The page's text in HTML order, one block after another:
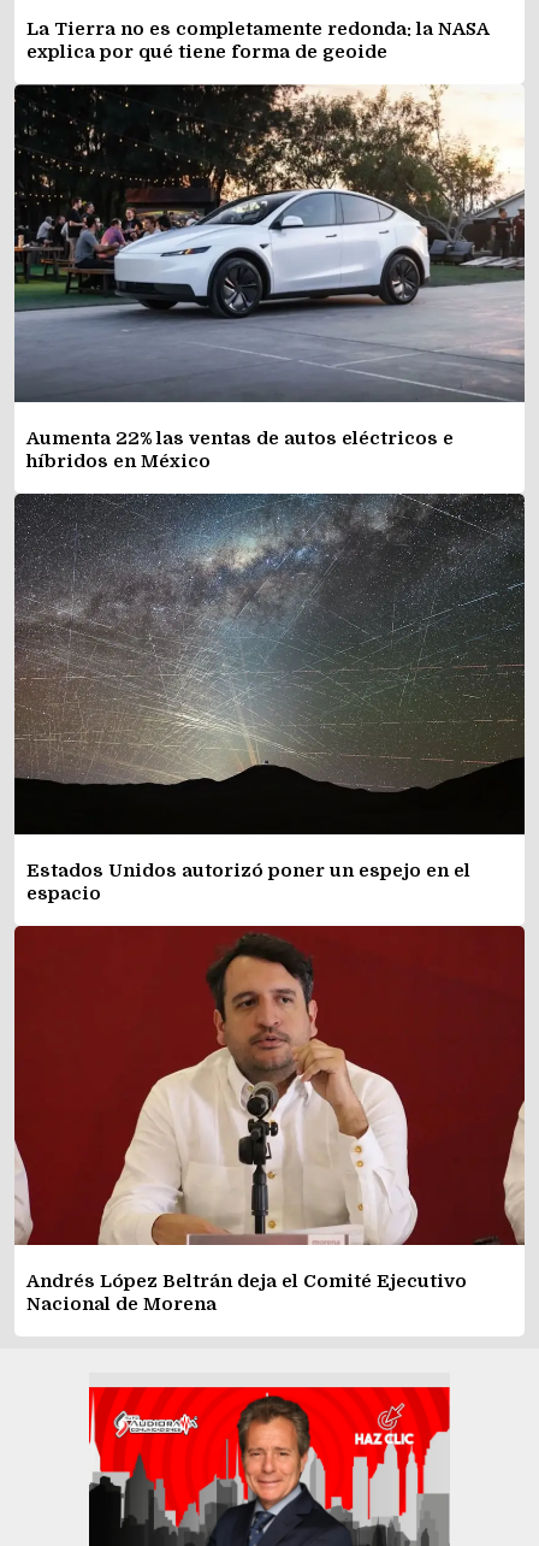
La Tierra no es completamente redonda: la NASA
explica por qué tiene forma de geoide
Aumenta 22% las ventas de autos eléctricos e
híbridos en México
Estados Unidos autorizó poner un espejo en el
espacio
Andrés López Beltrán deja el Comité Ejecutivo
Nacional de Morena